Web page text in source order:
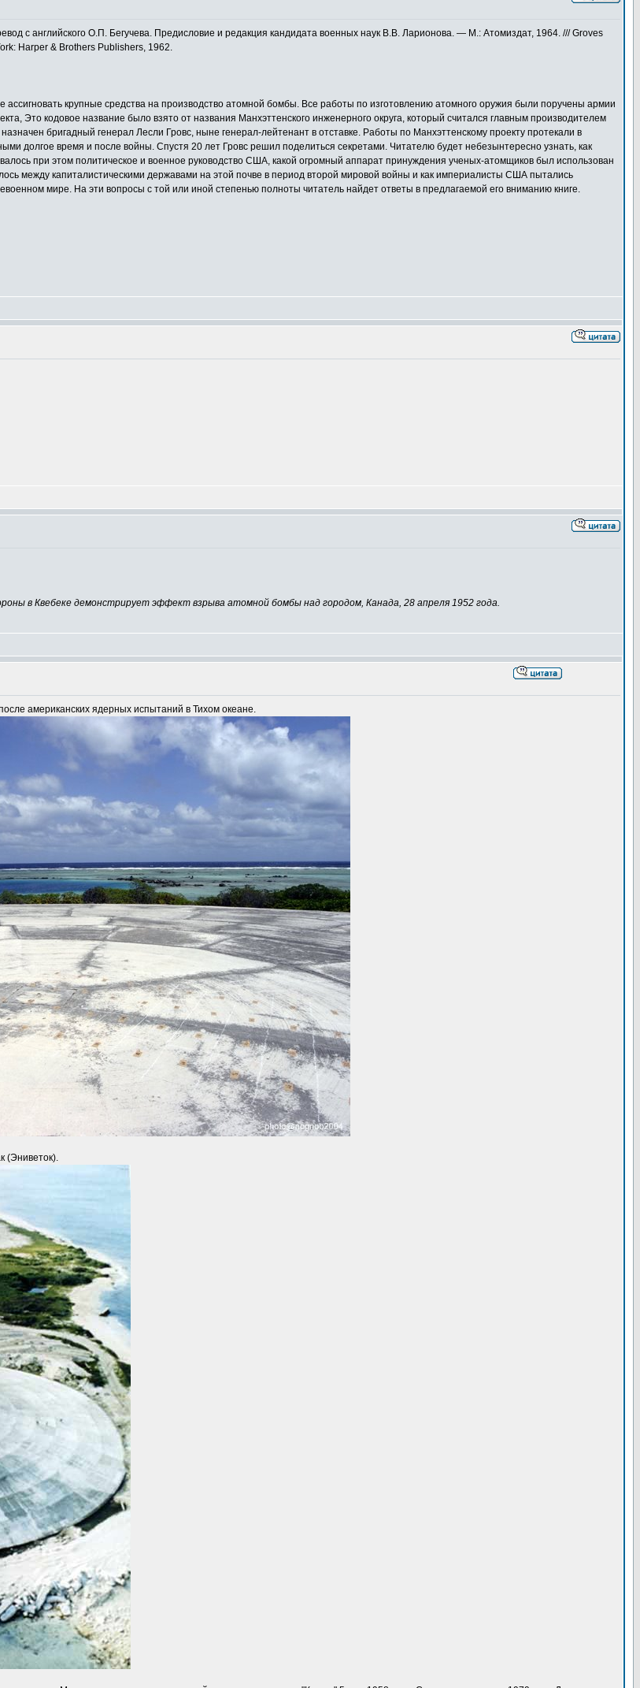
с английского О.П. Бегучева. Предисловие и редакция кандидата военных наук В.В. Ларионова. — М.: Атомиздат, 1964. /// Groves
Harper & Brothers Publishers, 1962.
крупные средства на производство атомной бомбы. Все работы по изготовлению атомного оружия были поручены армии
Это кодовое название было взято от названия Манхэттенского инженерного округа, который считался главным производителем
бригадный генерал Лесли Гровс, ныне генерал-лейтенант в отставке. Работы по Манхэттенскому проекту протекали в
долгое время и после войны. Спустя 20 лет Гровс решил поделиться секретами. Читателю будет небезынтересно узнать, как
при этом политическое и военное руководство США, какой огромный аппарат принуждения ученых-атомщиков был использован
между капиталистическими державами на этой почве в период второй мировой войны и как империалисты США пытались
мире. На эти вопросы с той или иной степенью полноты читатель найдет ответы в предлагаемой его вниманию книге.
в Квебеке демонстрирует эффект взрыва атомной бомбы над городом, Канада, 28 апреля 1952 года.
американских ядерных испытаний в Тихом океане.
(Эниветок).